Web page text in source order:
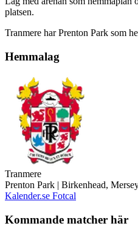
platsen.
Tranmere har Prenton Park som
Hemmalag
Tranmere
Prenton Park | Birkenhead,
Kalender.se Fotcal
Kommande matcher här